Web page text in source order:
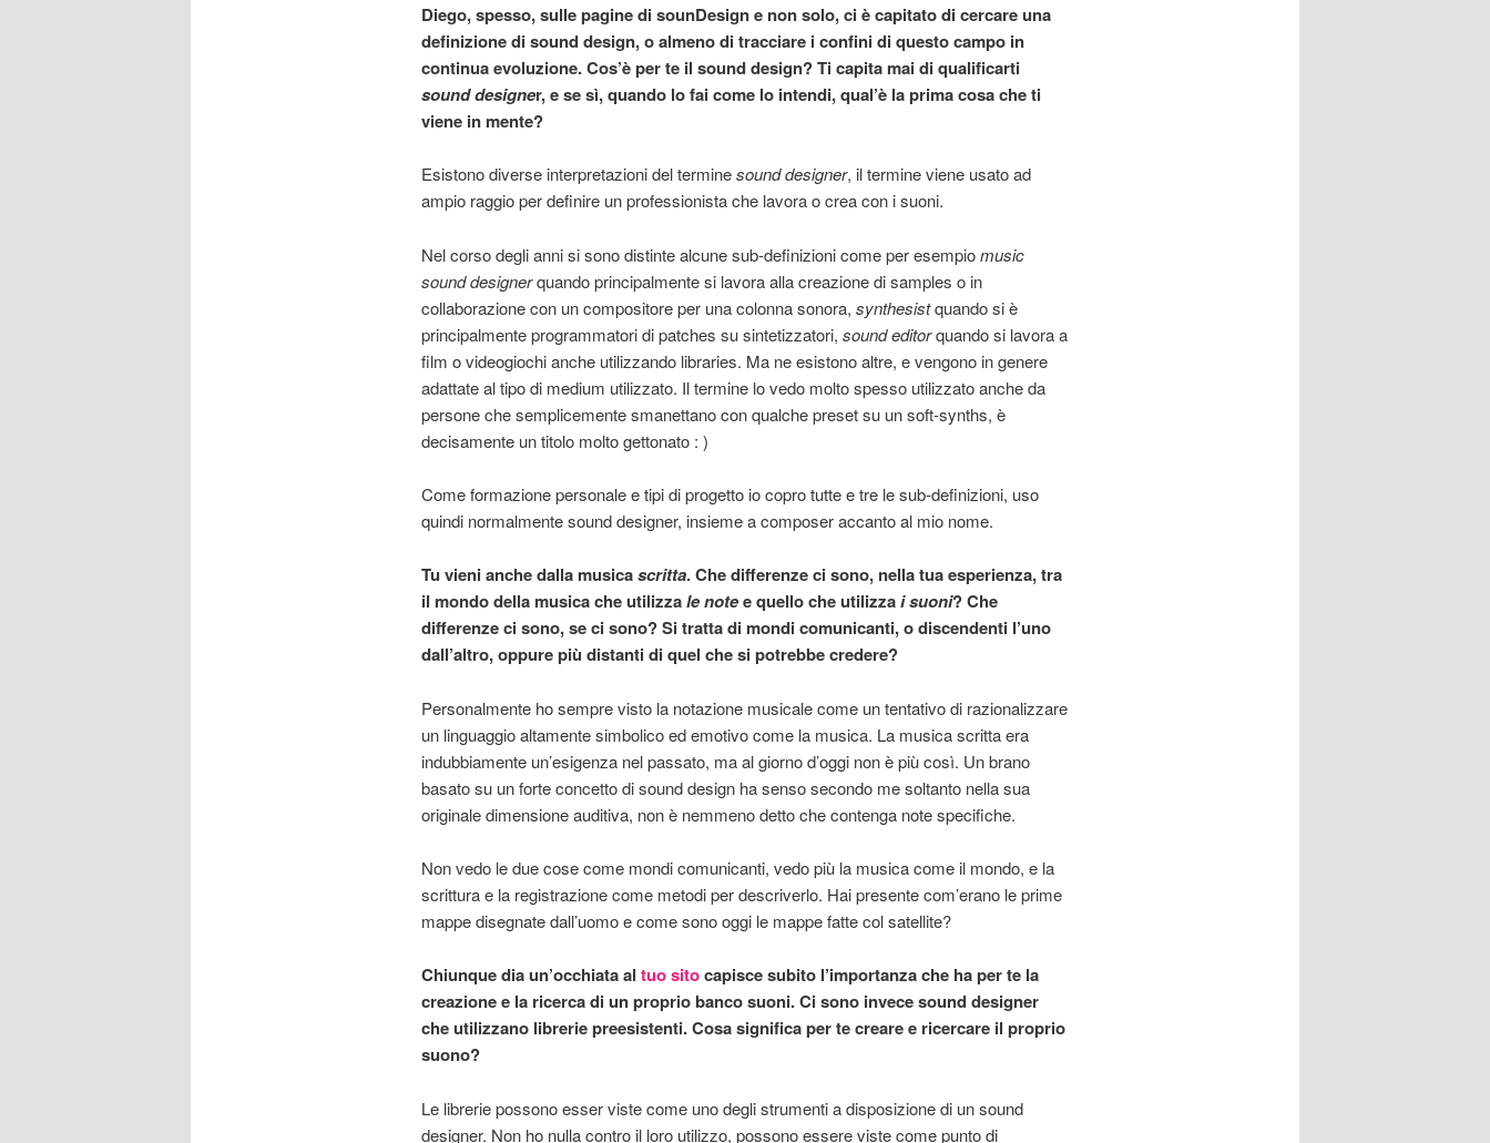
Diego, spesso, sulle pagine di sounDesign e non solo, ci è capitato di cercare una
definizione di sound design, o almeno di tracciare i confini di questo campo in
continua evoluzione. Cos’è per te il sound design? Ti capita mai di qualificarti
sound designer, e se sì, quando lo fai come lo intendi, qual’è la prima cosa che ti
viene in mente?
Esistono diverse interpretazioni del terminesound designer, il termine viene usato ad
ampio raggio per definire un professionista che lavora o crea con i suoni.
Nel corso degli anni si sono distinte alcune sub-definizioni come per esempiomusic
sound designerquando principalmente si lavora alla creazione di samples o in
collaborazione con un compositore per una colonna sonora, synthesistquando si è
principalmente programmatori di patches su sintetizzatori, sound editorquando si lavora a
film o videogiochi anche utilizzando libraries. Ma ne esistono altre, e vengono in genere
adattate al tipo di medium utilizzato. Il termine lo vedo molto spesso utilizzato anche da
persone che semplicemente smanettano con qualche preset su un soft-synths, è
decisamente un titolo molto gettonato : )
Come formazione personale e tipi di progetto io copro tutte e tre le sub-definizioni, uso
quindi normalmente sound designer, insieme a composer accanto al mio nome.
Tu vieni anche dalla musicascritta. Che differenze ci sono, nella tua esperienza, tra
il mondo della musica che utilizzale notee quello che utilizzai suoni? Che
differenze ci sono, se ci sono? Si tratta di mondi comunicanti, o discendenti l’uno
dall’altro, oppure più distanti di quel che si potrebbe credere?
Personalmente ho sempre visto la notazione musicale come un tentativo di razionalizzare
un linguaggio altamente simbolico ed emotivo come la musica. La musica scritta era
indubbiamente un’esigenza nel passato, ma al giorno d’oggi non è più così. Un brano
basato su un forte concetto di sound design ha senso secondo me soltanto nella sua
originale dimensione auditiva, non è nemmeno detto che contenga note specifiche.
Non vedo le due cose come mondi comunicanti, vedo più la musica come il mondo, e la
scrittura e la registrazione come metodi per descriverlo. Hai presente com’erano le prime
mappe disegnate dall’uomo e come sono oggi le mappe fatte col satellite?
Chiunque dia un’occhiata al tuo sitocapisce subito l’importanza che ha per te la
creazione e la ricerca di un proprio banco suoni. Ci sono invece sound designer
che utilizzano librerie preesistenti. Cosa significa per te creare e ricercare il proprio
suono?
Le librerie possono esser viste come uno degli strumenti a disposizione di un sound
designer. Non ho nulla contro il loro utilizzo, possono essere viste come punto di